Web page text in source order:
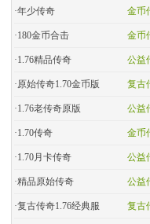
金币
·年少传奇
金币
·180金币合击
公益
·​1.76精品传奇
复古
·原始传奇1.70金币版
公益
·1.76老传奇原版
金币
·1.70传奇
公益
·1.70月卡传奇
公益
·精品原始传奇
复古
·复古传奇1.76经典服